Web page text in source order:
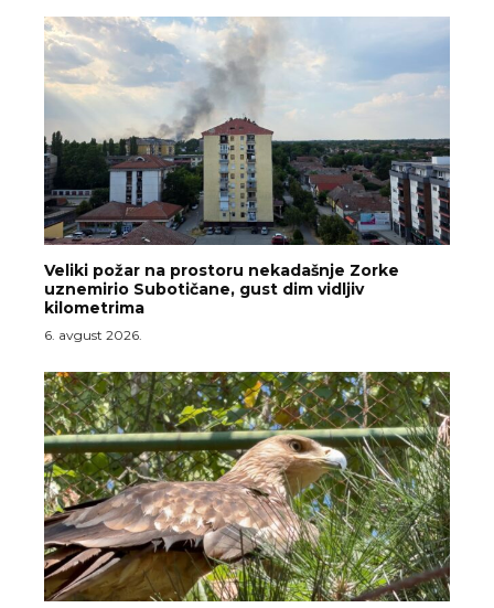
Veliki požar na prostoru nekadašnje Zorke
uznemirio Subotičane, gust dim vidljiv
kilometrima
6. avgust 2026.